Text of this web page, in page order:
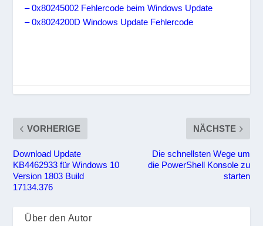
– 0x80245002 Fehlercode beim Windows Update
– 0x8024200D Windows Update Fehlercode
VORHERIGE
Download Update
KB4462933 für Windows 10
Version 1803 Build
17134.376
NÄCHSTE
Die schnellsten Wege um
die PowerShell Konsole zu
starten
Über den Autor